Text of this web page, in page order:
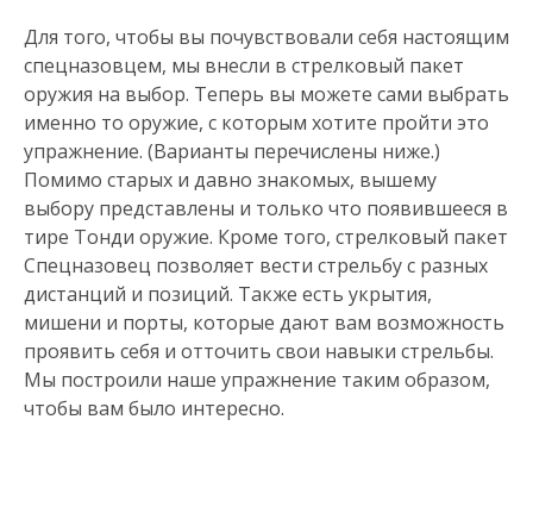
Для того, чтобы вы почувствовали себя настоящим
спецназовцем, мы внесли в стрелковый пакет
оружия на выбор. Теперь вы можете сами выбрать
именно то оружие, с которым хотите пройти это
упражнение. (Варианты перечислены ниже.)
Помимо старых и давно знакомых, вышему
выбору представлены и только что появившееся в
тире Тонди оружие. Кроме того, стрелковый пакет
Спецназовец позволяет вести стрельбу с разных
дистанций и позиций. Также есть укрытия,
мишени и порты, которые дают вам возможность
проявить себя и отточить свои навыки стрельбы.
Мы построили наше упражнение таким образом,
чтобы вам было интересно.